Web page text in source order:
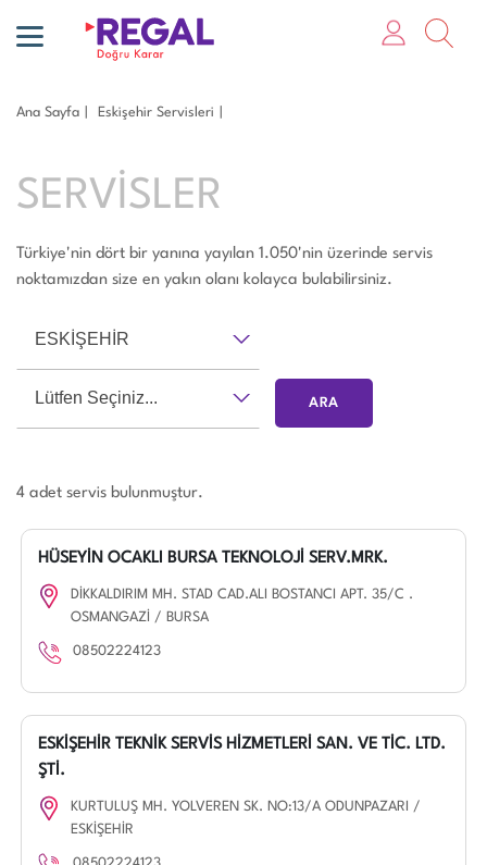
Ana Sayfa Eski̇şehi̇r Servisleri
SERVİSLER
Türkiye'nin dört bir yanına yayılan 1.050'nin üzerinde servis
noktamızdan size en yakın olanı kolayca bulabilirsiniz.
ESKİŞEHİR
Lütfen Seçiniz...
4 adet servis bulunmuştur.
HÜSEYİN OCAKLI BURSA TEKNOLOJİ SERV.MRK.
DİKKALDIRIM MH. STAD CAD.ALI BOSTANCI APT. 35/C .
OSMANGAZİ / BURSA
08502224123
ESKİŞEHİR TEKNİK SERVİS HİZMETLERİ SAN. VE TİC. LTD.
ŞTİ.
KURTULUŞ MH. YOLVEREN SK. NO:13/A ODUNPAZARI /
ESKİŞEHİR